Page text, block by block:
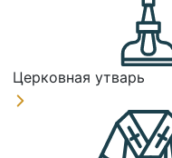
Церковная утварь